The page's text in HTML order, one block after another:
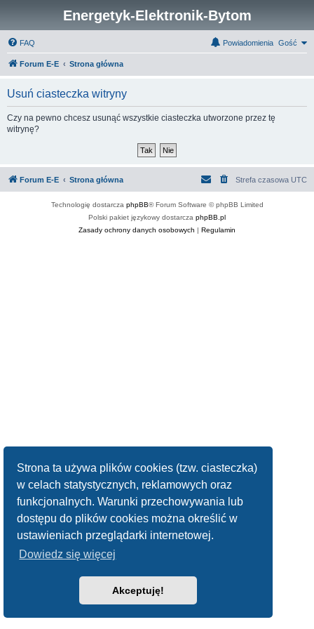
Strona ta używa plików cookies (tzw. ciasteczka)
w celach statystycznych, reklamowych oraz
funkcjonalnych. Warunki przechowywania lub
dostępu do plików cookies można określić w
ustawieniach przeglądarki internetowej.
Dowiedz się więcej
Akceptuję!
Energetyk-Elektronik-Bytom
FAQ Gość
Powiadomienia
Forum E-E Strona główna
Usuń ciasteczka witryny
Czy na pewno chcesz usunąć wszystkie ciasteczka utworzone przez tę
witrynę?
Forum E-E Strona główna Strefa czasowa UTC
Technologię dostarcza phpBB® Forum Software © phpBB Limited
Polski pakiet językowy dostarcza phpBB.pl
Zasady ochrony danych osobowych | Regulamin